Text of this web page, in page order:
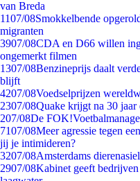
van Breda
1107/08Smokkelbende
migranten
3907/08CDA en D66 willen
ongemerkt filmen
1307/08Benzineprijs daalt
blijft
4207/08Voedselprijzen
2307/08Quake krijgt na 30 jaar
207/08De
7107/08Meer agressie tegen
jij je intimideren?
3207/08Amsterdams
2907/08Kabinet geeft